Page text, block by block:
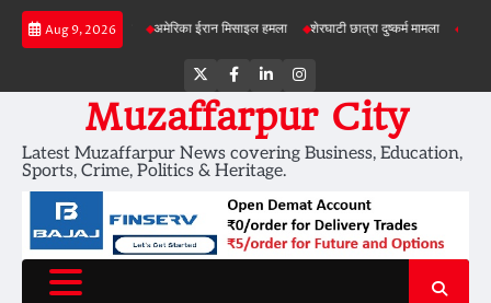
Skip
Aug 9, 2026
सेहत की जांच अमेरिका ईरान मिसाइल हमला शेरघाटी छात्रा दुष्कर्म मामला पटना गया सड़क
Twitter
Facebook
LinkedInInstagram
Muzaffarpur City
Latest Muzaffarpur News covering Business, Education,
Sports, Crime, Politics & Heritage.